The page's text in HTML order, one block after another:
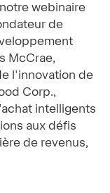
webinaire
de
McCrae,
l'innovation de
Corp.,
intelligents
aux défis
de revenus,